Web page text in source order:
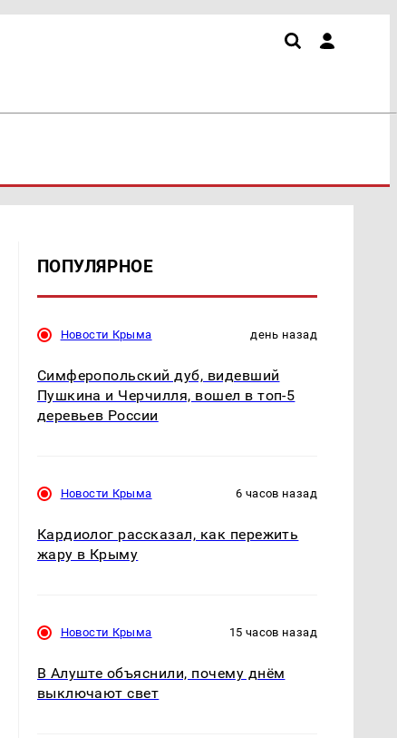
ПОПУЛЯРНОЕ
Новости Крыма день назад
Симферопольский дуб, видевший
Пушкина и Черчилля, вошел в топ-5
деревьев России
Новости Крыма 6 часов назад
Кардиолог рассказал, как пережить
жару в Крыму
Новости Крыма 15 часов назад
В Алуште объяснили, почему днём
выключают свет